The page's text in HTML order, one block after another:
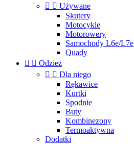
  Używane
Skutery
Motocykle
Motorowery
Samochody L6e/L7e
Quady
  Odzież
  Dla niego
Rękawice
Kurtki
Spodnie
Buty
Kombinezony
Termoaktywna
Dodatki